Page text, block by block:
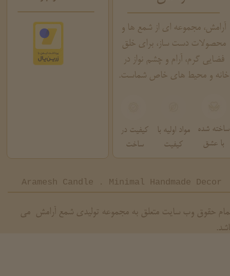
حقوق وب سایت متعلق به مجموعه تولیدی شمع آرامش می
آرامش، مجموعه ای از شمع ها و
محصولات دست ساز، برای خلق
فضایی گرم، آرام و چشم نواز در
خانه و محیط های خاص شماست.
ساخته شده
با عشق
مواد اولیه با
کیفیت
کیفیت در
ساخت
Aramesh Candle . Minimal Handmade Decor